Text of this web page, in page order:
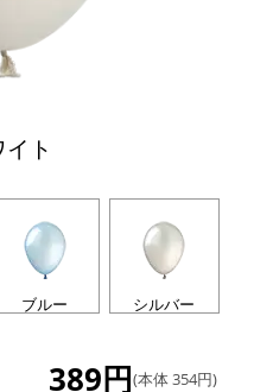
ト
ブルー シルバー
389円(本体 354円)